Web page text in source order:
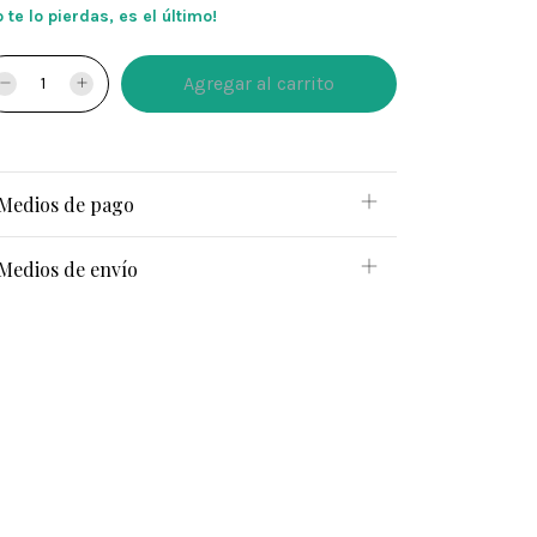
te lo pierdas, es el último!
de pago
de envío